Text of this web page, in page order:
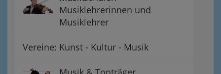
Musiklehrerinnen und
Musiklehrer
Vereine: Kunst - Kultur - Musik